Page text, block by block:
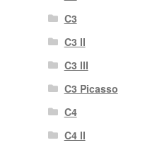
C3
C3 II
C3 III
C3 Picasso
C4
C4 II